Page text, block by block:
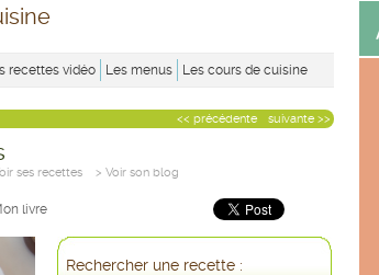
recettes vidéo Les menus Les cours de cuisine
suivante >>
<< précédente
ses recettes > Voir son blog
livre
Rechercher une recette :